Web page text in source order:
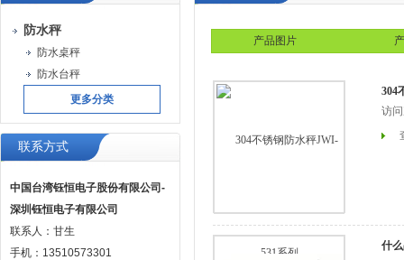
防水秤
防水桌秤
防水台秤
更多分类
联系方式
中国台湾钰恒电子股份有限公司-
深圳钰恒电子有限公司
联系人：甘生
手机：13510573301
产品图片
304
访
什